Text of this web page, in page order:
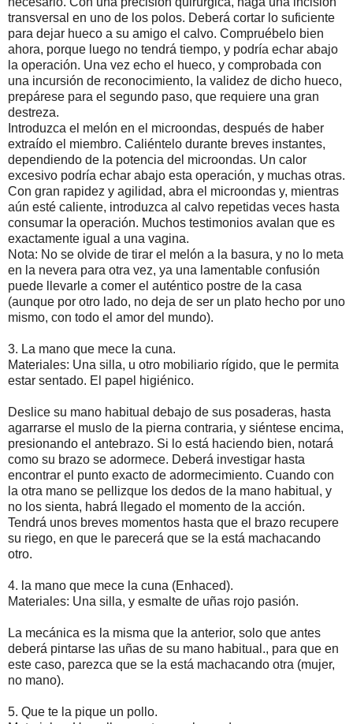
transversal en uno de los polos. Deberá cortar lo suficiente
para dejar hueco a su amigo el calvo. Compruébelo bien
ahora, porque luego no tendrá tiempo, y podría echar abajo
la operación. Una vez echo el hueco, y comprobada con
una incursión de reconocimiento, la validez de dicho hueco,
prepárese para el segundo paso, que requiere una gran
destreza.
Introduzca el melón en el microondas, después de haber
extraído el miembro. Caliéntelo durante breves instantes,
dependiendo de la potencia del microondas. Un calor
excesivo podría echar abajo esta operación, y muchas otras.
Con gran rapidez y agilidad, abra el microondas y, mientras
aún esté caliente, introduzca al calvo repetidas veces hasta
consumar la operación. Muchos testimonios avalan que es
exactamente igual a una vagina.
Nota: No se olvide de tirar el melón a la basura, y no lo meta
en la nevera para otra vez, ya una lamentable confusión
puede llevarle a comer el auténtico postre de la casa
(aunque por otro lado, no deja de ser un plato hecho por uno
mismo, con todo el amor del mundo).
3. La mano que mece la cuna.
Materiales: Una silla, u otro mobiliario rígido, que le permita
estar sentado. El papel higiénico.
Deslice su mano habitual debajo de sus posaderas, hasta
agarrarse el muslo de la pierna contraria, y siéntese encima,
presionando el antebrazo. Si lo está haciendo bien, notará
como su brazo se adormece. Deberá investigar hasta
encontrar el punto exacto de adormecimiento. Cuando con
la otra mano se pellizque los dedos de la mano habitual, y
no los sienta, habrá llegado el momento de la acción.
Tendrá unos breves momentos hasta que el brazo recupere
su riego, en que le parecerá que se la está machacando
otro.
4. la mano que mece la cuna (Enhaced).
Materiales: Una silla, y esmalte de uñas rojo pasión.
La mecánica es la misma que la anterior, solo que antes
deberá pintarse las uñas de su mano habitual., para que en
este caso, parezca que se la está machacando otra (mujer,
no mano).
5. Que te la pique un pollo.